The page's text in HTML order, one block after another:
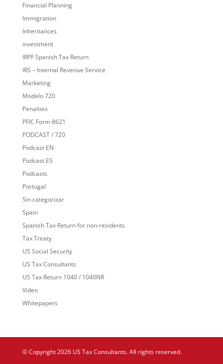
Financial Planning
Immigration
Inheritances
investment
IRPF Spanish Tax Return
IRS – Internal Revenue Service
Marketing
Modelo 720
Penalties
PFIC Form 8621
PODCAST / 720
Podcast EN
Podcast ES
Podcasts
Portugal
Sin categorizar
Spain
Spanish Tax Return for non-residents
Tax Treaty
US Social Security
US Tax Consultants
US Tax Return 1040 / 1040NR
Video
Whitepapers
© Copyright 2026 US Tax Consultants. All rights reserved.